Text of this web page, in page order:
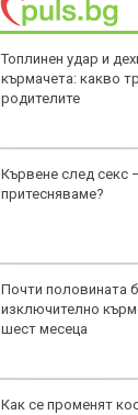
Топлинен удар и
кърмачета: какво
родителите
Кървене след секс
притесняваме?
Почти половината
изключително
шест месеца
Как се променят